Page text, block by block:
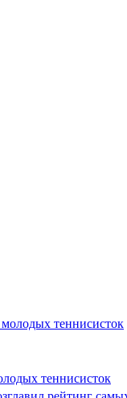
теннисисток